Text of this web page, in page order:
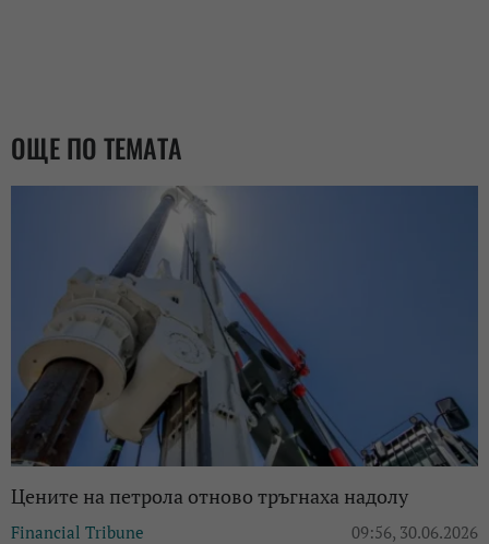
ОЩЕ ПО ТЕМАТА
Цените на петрола отново тръгнаха надолу
Financial Tribune 09:56, 30.06.2026